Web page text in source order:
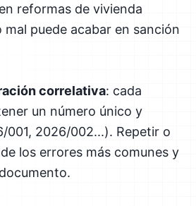
reformas de vivienda
puede acabar en sanción
correlativa: cada
un número único y
001, 2026/002...). Repetir o
los errores más comunes y